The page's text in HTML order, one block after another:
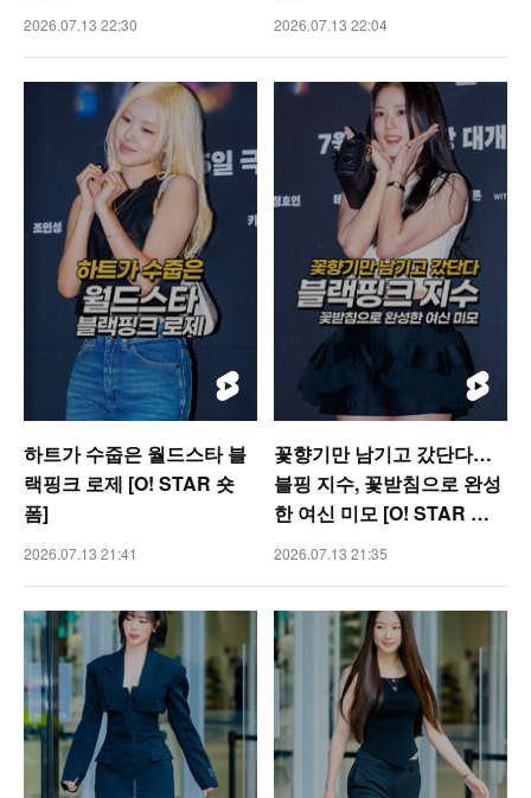
2026.07.13 22:30 2026.07.13 22:04
하트가 수줍은 월드스타 블
랙핑크 로제 [O! STAR 숏
폼]
2026.07.13 21:41
꽃향기만 남기고 갔단다…
블핑 지수, 꽃받침으로 완성
한 여신 미모 [O! STAR 숏
폼]
2026.07.13 21:35